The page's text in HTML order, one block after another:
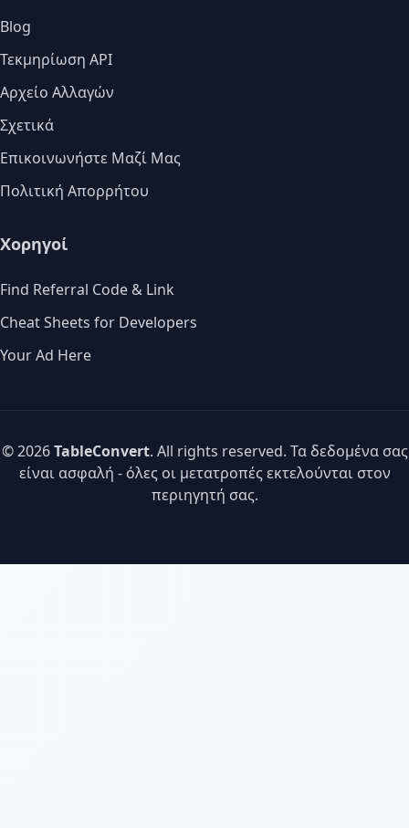
Blog
Τεκμηρίωση API
Αρχείο Αλλαγών
Σχετικά
Επικοινωνήστε Μαζί Μας
Πολιτική Απορρήτου
Χορηγοί
Find Referral Code & Link
Cheat Sheets for Developers
Your Ad Here
© 2026TableConvert. All rights reserved. Τα δεδομένα σας
είναι ασφαλή - όλες οι μετατροπές εκτελούνται στον
περιηγητή σας.